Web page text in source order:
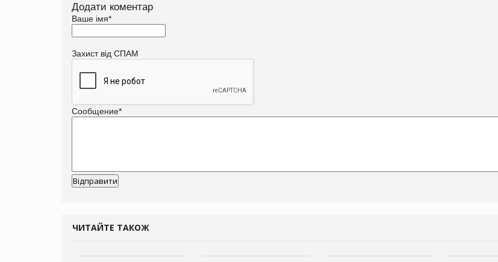
Додати коментар
Ваше імя*
Захист від СПАМ
Сообщение*
ЧИТАЙТЕ ТАКОЖ